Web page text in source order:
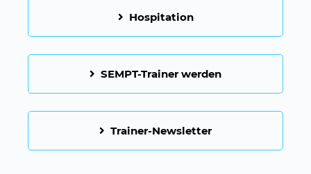
Hospitation
SEMPT-Trainer werden
Trainer-Newsletter